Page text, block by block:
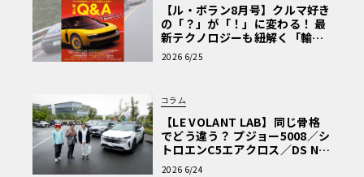
【ル・ボラン8月号】クルマ好き
の「？」が「！」に変わる！ 最
新テクノロジーも紐解く「輸入
車Q&A」
2026 6/25
コラム
【LE VOLANT LAB】同じ骨格
でどう違う？ プジョー5008／シ
トロエンC5エアクロス／DS Nº4
読者一気乗りレポート
2026 6/24